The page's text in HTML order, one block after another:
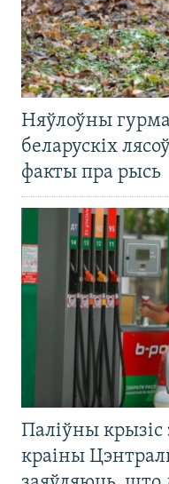
Няўлоўны
беларускіх
факты пра рысь
Паліўны крызіс
краіны